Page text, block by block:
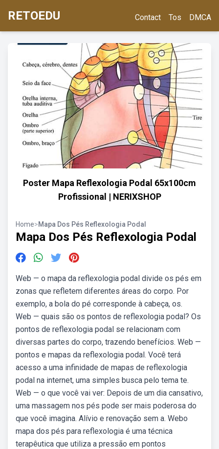
RETOEDU Contact Tos DMCA
Poster Mapa Reflexologia Podal 65x100cm
Profissional | NERIXSHOP
Home>Mapa Dos Pés Reflexologia Podal
Mapa Dos Pés Reflexologia Podal
Web — o mapa da reflexologia podal divide os pés em
zonas que refletem diferentes áreas do corpo. Por
exemplo, a bola do pé corresponde à cabeça, os.
Web — quais são os pontos de reflexologia podal? Os
pontos de reflexologia podal se relacionam com
diversas partes do corpo, trazendo benefícios. Web —
pontos e mapas da reflexologia podal. Você terá
acesso a uma infinidade de mapas de reflexologia
podal na internet, uma simples busca pelo tema te.
Web — o que você vai ver: Depois de um dia cansativo,
uma massagem nos pés pode ser mais poderosa do
que você imagina. Alívio e renovação sem a. Webo
mapa dos pés para reflexologia é uma técnica
terapêutica que utiliza a pressão em pontos